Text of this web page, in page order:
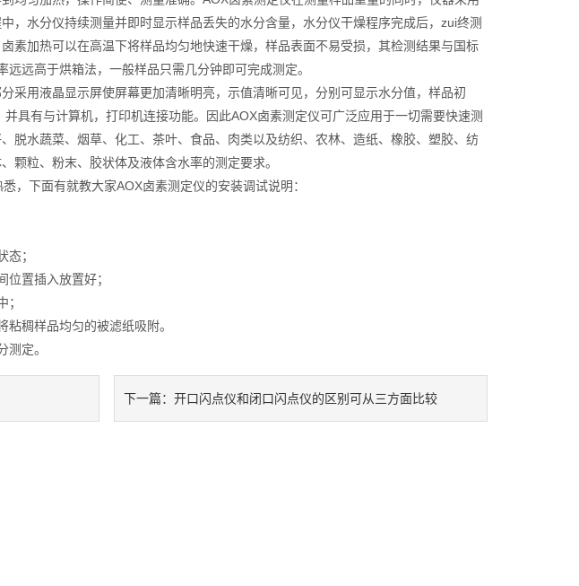
，水分仪持续测量并即时显示样品丢失的水分含量，水分仪干燥程序完成后，zui终测
素加热可以在高温下将样品均匀地快速干燥，样品表面不易受损，其检测结果与国标
远高于烘箱法，一般样品只需几分钟即可完成测定。
用液晶显示屏使屏幕更加清晰明亮，示值清晰可见，分别可显示水分值，样品初
具有与计算机，打印机连接功能。因此AOX卤素测定仪可广泛应用于一切需要快速测
脱水蔬菜、烟草、化工、茶叶、食品、肉类以及纺织、农林、造纸、橡胶、塑胶、纺
颗粒、粉末、胶状体及液体含水率的测定要求。
，下面有就教大家AOX卤素测定仪的安装调试说明：
；
置插入放置好；
稠样品均匀的被滤纸吸附。
定。
下一篇： 开口闪点仪和闭口闪点仪的区别可从三方面比较